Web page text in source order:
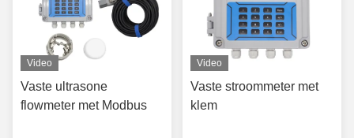
Video
Vaste ultrasone
flowmeter met Modbus
Video
Vaste stroommeter met
klem